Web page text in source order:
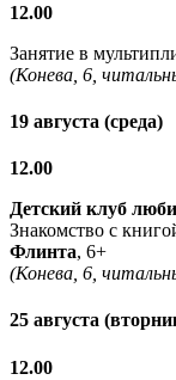
12.00
Занятие в
(Конева, 6,
19 августа (среда)
12.00
Детский клуб
Знакомство с
Флинта, 6+
(Конева, 6,
25 августа
12.00